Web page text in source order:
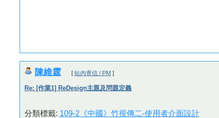
陳維霆 [站內寄信 / PM ]
Re: [作業1] ReDesign主題及問題定義
分類標籤: 109-2《中國》竹視傳二-使用者介面設計